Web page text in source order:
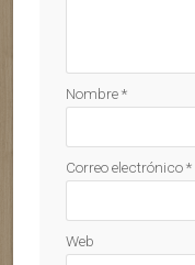
Nombre*
Correo electrónico*
Web